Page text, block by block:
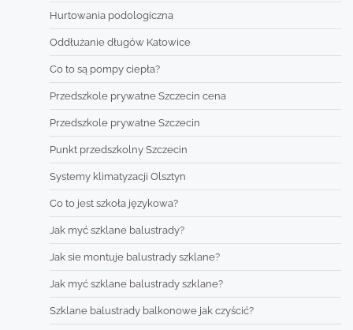
Hurtowania podologiczna
Oddłużanie długów Katowice
Co to są pompy ciepła?
Przedszkole prywatne Szczecin cena
Przedszkole prywatne Szczecin
Punkt przedszkolny Szczecin
Systemy klimatyzacji Olsztyn
Co to jest szkoła językowa?
Jak myć szklane balustrady?
Jak sie montuje balustrady szklane?
Jak myć szklane balustrady szklane?
Szklane balustrady balkonowe jak czyścić?